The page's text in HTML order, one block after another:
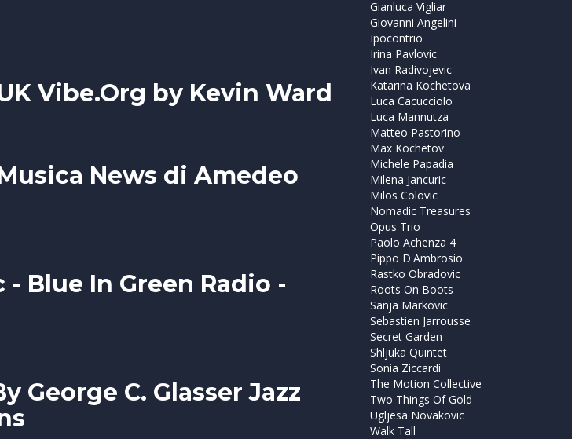
Vibe.Org by Kevin Ward
News di Amedeo
Blue In Green Radio -
George C. Glasser Jazz
Gianluca Vigliar
Giovanni Angelini
Ipocontrio
Irina Pavlovic
Ivan Radivojevic
Katarina Kochetova
Luca Cacucciolo
Luca Mannutza
Matteo Pastorino
Max Kochetov
Michele Papadia
Milena Jancuric
Milos Colovic
Nomadic Treasures
Opus Trio
Paolo Achenza 4
Pippo D'Ambrosio
Rastko Obradovic
Roots On Boots
Sanja Markovic
Sebastien Jarrousse
Secret Garden
Shljuka Quintet
Sonia Ziccardi
The Motion Collective
Two Things Of Gold
Ugljesa Novakovic
Walk Tall